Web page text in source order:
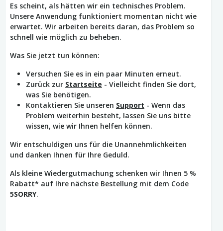
Es scheint, als hätten wir ein technisches Problem.
Unsere Anwendung funktioniert momentan nicht wie
erwartet. Wir arbeiten bereits daran, das Problem so
schnell wie möglich zu beheben.
Was Sie jetzt tun können:
Versuchen Sie es in ein paar Minuten erneut.
Zurück zur Startseite - Vielleicht finden Sie dort,
was Sie benötigen.
Kontaktieren Sie unseren Support - Wenn das
Problem weiterhin besteht, lassen Sie uns bitte
wissen, wie wir Ihnen helfen können.
Wir entschuldigen uns für die Unannehmlichkeiten
und danken Ihnen für Ihre Geduld.
Als kleine Wiedergutmachung schenken wir Ihnen 5 %
Rabatt* auf Ihre nächste Bestellung mit dem Code
5SORRY.